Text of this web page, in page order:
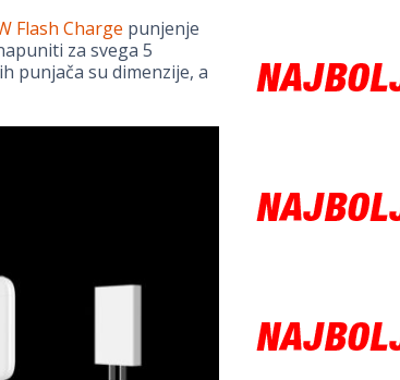
Flash Charge punjenje
za svega 5
punjača su dimenzije, a